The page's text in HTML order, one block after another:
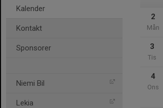
Kalender
Kontakt
Sponsorer
Niemi Bil
Lekia
2
Mån
3
Tis
4
Ons